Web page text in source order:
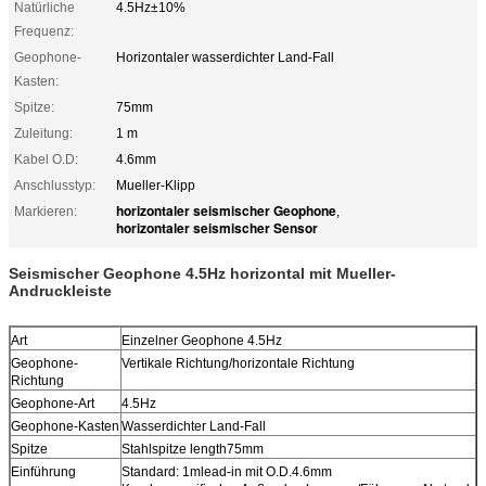
Natürliche
Frequenz:
4.5Hz±10%
Geophone-
Kasten:
Horizontaler wasserdichter Land-Fall
Spitze:
75mm
Zuleitung:
1 m
Kabel O.D:
4.6mm
Anschlusstyp:
Mueller-Klipp
Markieren:
horizontaler seismischer Geophone,
horizontaler seismischer Sensor
Seismischer Geophone 4.5Hz horizontal mit Mueller-
Andruckleiste
Art
Einzelner Geophone 4.5Hz
Geophone-
Richtung
Vertikale Richtung/horizontale Richtung
Geophone-Art
4.5Hz
Geophone-Kasten Wasserdichter Land-Fall
Spitze
Stahlspitze length75mm
Einführung
Standard: 1mlead-in mit O.D.4.6mm